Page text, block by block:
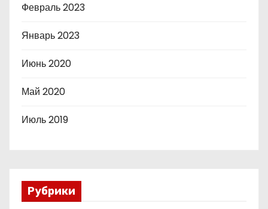
Февраль 2023
Январь 2023
Июнь 2020
Май 2020
Июль 2019
Рубрики